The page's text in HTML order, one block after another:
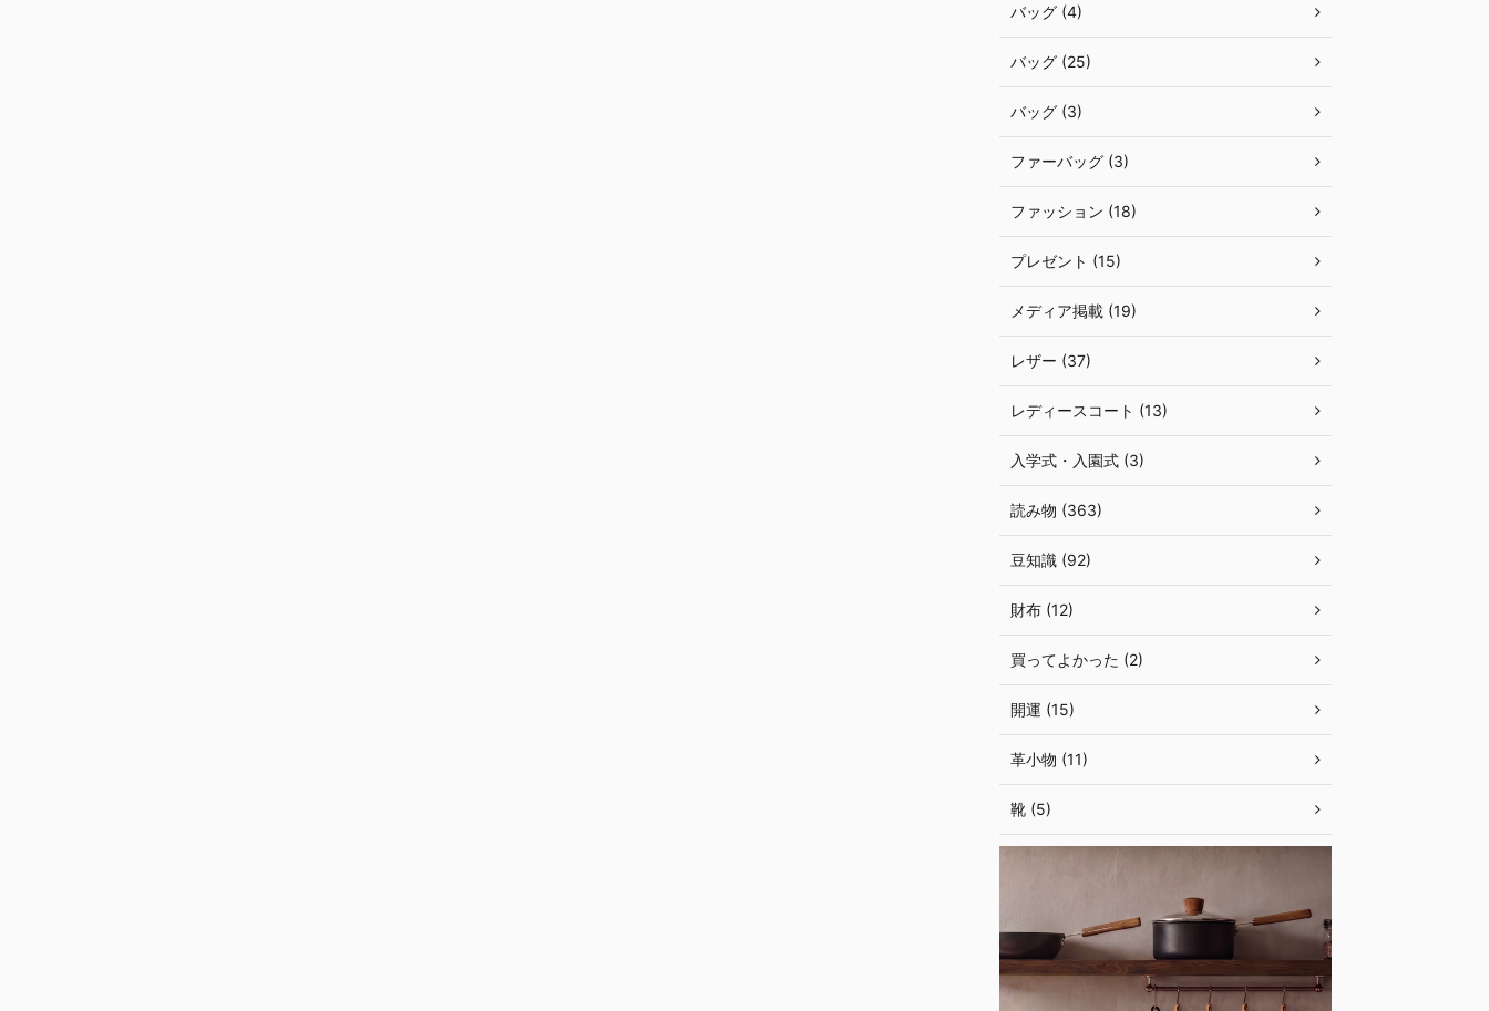
バッグ (4)
バッグ (25)
バッグ (3)
ファーバッグ (3)
ファッション (18)
プレゼント (15)
メディア掲載 (19)
レザー (37)
レディースコート (13)
入学式・入園式 (3)
読み物 (363)
豆知識 (92)
財布 (12)
買ってよかった (2)
開運 (15)
革小物 (11)
靴 (5)